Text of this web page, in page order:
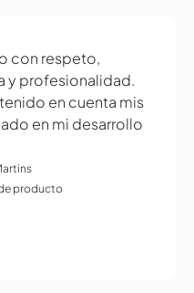
con respeto,
y profesionalidad.
en cuenta mis
en mi desarrollo
producto